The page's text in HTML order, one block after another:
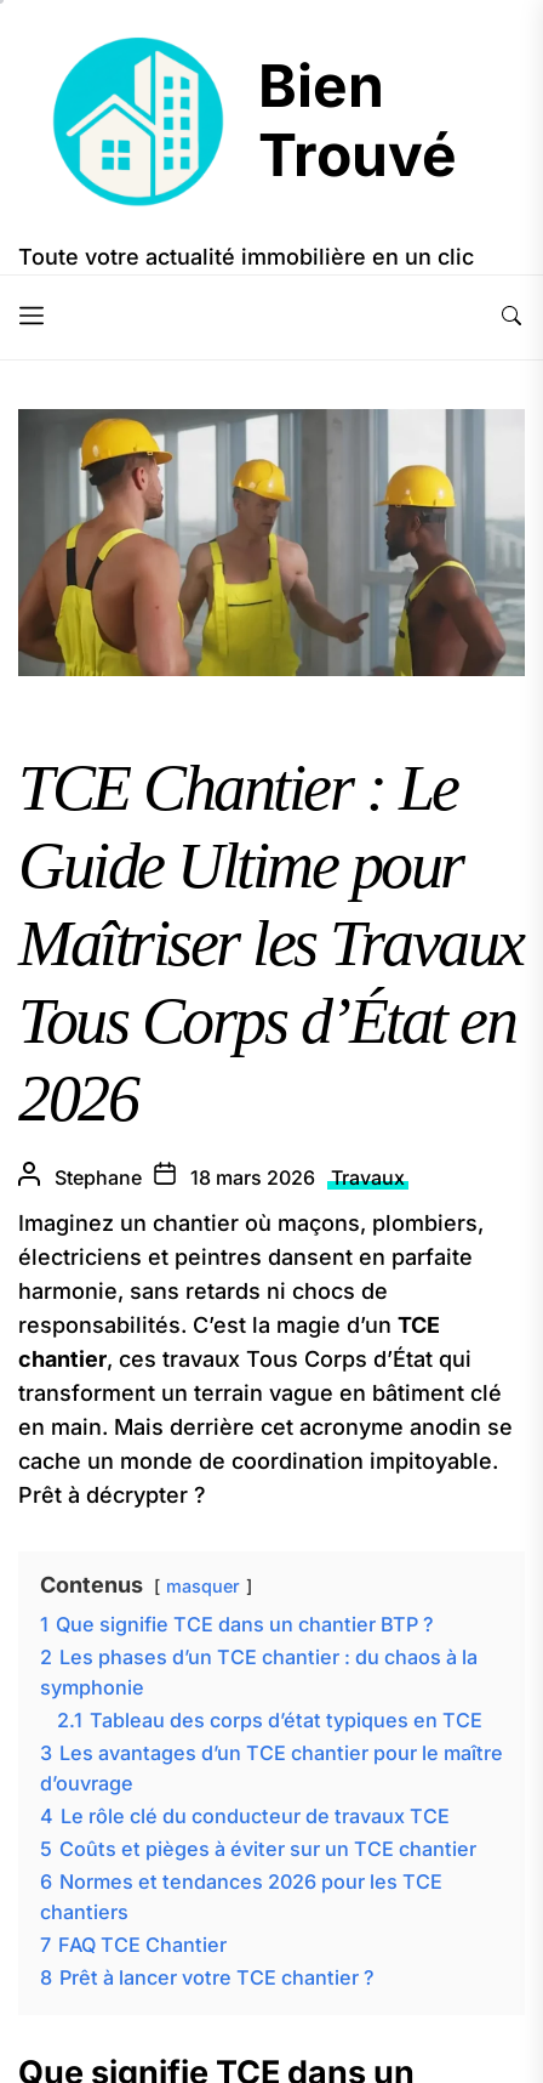
content
Bien
Trouvé
Bien
Trouvé
Toute votre actualité immobilière en un clic
TCE Chantier : Le
Guide Ultime pour
Maîtriser les Travaux
Tous Corps d’État en
2026
Stephane 18 mars 2026 Travaux
Imaginez un chantier où maçons, plombiers,
électriciens et peintres dansent en parfaite
harmonie, sans retards ni chocs de
responsabilités. C’est la magie d’un TCE
chantier, ces travaux Tous Corps d’État qui
transforment un terrain vague en bâtiment clé
en main. Mais derrière cet acronyme anodin se
cache un monde de coordination impitoyable.
Prêt à décrypter ?
Contenus masquer
1 Que signifie TCE dans un chantier BTP ?
2 Les phases d’un TCE chantier : du chaos à la
symphonie
2.1 Tableau des corps d’état typiques en TCE
3 Les avantages d’un TCE chantier pour le maître
d’ouvrage
4 Le rôle clé du conducteur de travaux TCE
5 Coûts et pièges à éviter sur un TCE chantier
6 Normes et tendances 2026 pour les TCE
chantiers
7 FAQ TCE Chantier
8 Prêt à lancer votre TCE chantier ?
Que signifie TCE dans un